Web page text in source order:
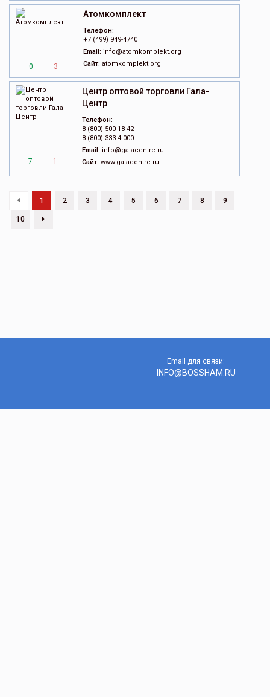
0 3
Атомкомплект
Телефон:
+7 (499) 949-4740
Email: info@atomkomplekt.org
Сайт: atomkomplekt.org
7 1
Центр оптовой торговли Гала-
Центр
Телефон:
8 (800) 500-18-42
8 (800) 333-4-000
Email: info@galacentre.ru
Сайт: www.galacentre.ru
1 2 3 4 5 6 7 8 9
10
Email для связи:
INFO@BOSSHAM.RU